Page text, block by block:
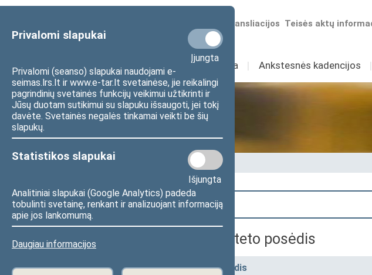
Privalomi slapukai
Įjungta
Privalomi (seanso) slapukai naudojami e-
seimas.lrs.lt ir www.e-tar.lt svetainėse, jie reikalingi
pagrindinių svetainės funkcijų veikimui užtikrinti ir
Jūsų duotam sutikimui su slapuku išsaugoti, jei tokį
davėte. Svetainės negalės tinkamai veikti be šių
slapukų.
Statistikos slapukai
Išjungta
Analitiniai slapukai (Google Analytics) padeda
tobulinti svetainę, renkant ir analizuojant informaciją
apie jos lankomumą.
Daugiau informacijos
Teisės aktų
Numatomos transliacijos
Sudėtis Veikla I Ankstesnės kadencijos I
Seime vyksta
Pradžia>Seime vyksta
Paieška
Švietimo ir mokslo komiteto posėdis
Švietimo ir mokslo komiteto posėdis